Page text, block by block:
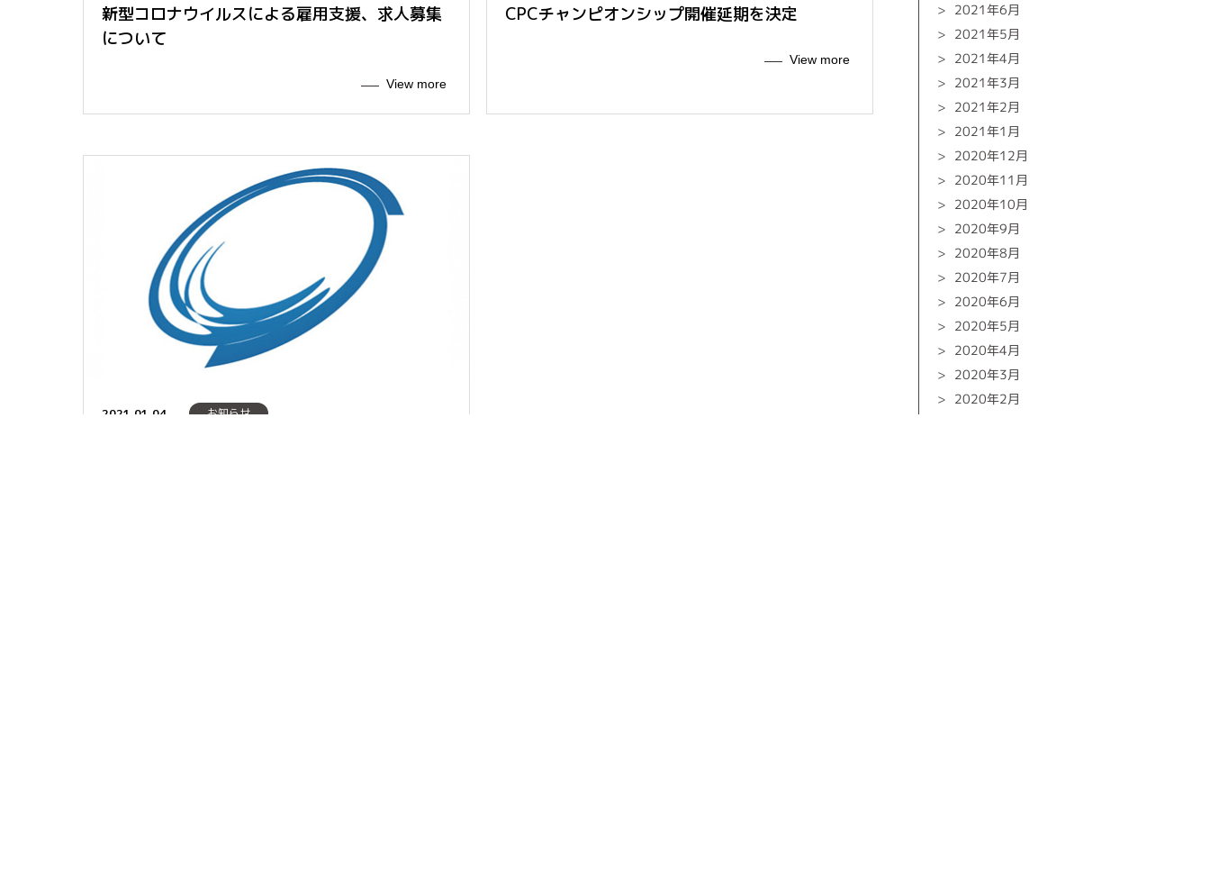
新型コロナウイルスによる雇用支援、求人募集
について
View more
CPCチャンピオンシップ開催延期を決定
View more
2021.01.04 お知らせ
2021年6月
2021年5月
2021年4月
2021年3月
2021年2月
2021年1月
2020年12月
2020年11月
2020年10月
2020年9月
2020年8月
2020年7月
2020年6月
2020年5月
2020年4月
2020年3月
2020年2月